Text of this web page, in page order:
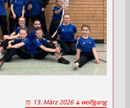
13. März 2026 wolfgang